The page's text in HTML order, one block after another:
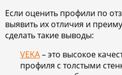
Если оценить профили по
выявить их отличия и
сделать такие выводы:
VEKA– это высокое
профиля с толстыми